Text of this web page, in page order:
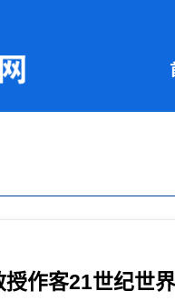
授作客21世纪世